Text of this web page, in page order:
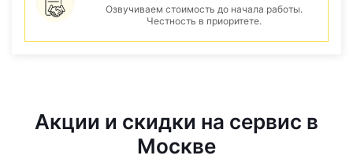
Озвучиваем стоимость до начала работы.
Честность в приоритете.
Акции и скидки на сервис в
Москве